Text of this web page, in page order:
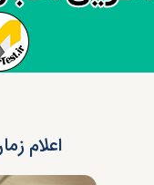
اعلام